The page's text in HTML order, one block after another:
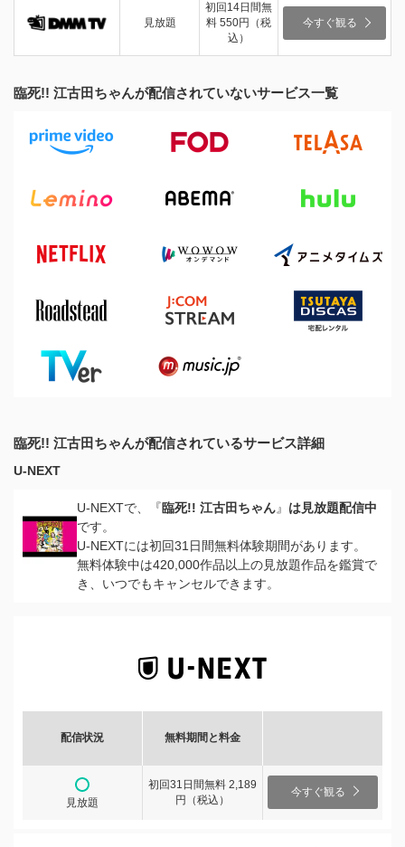
見放題
初回14日間無
料 550円（税
込）
今すぐ観る
臨死!! 江古田ちゃんが配信されていないサービス一覧
臨死!! 江古田ちゃんが配信されているサービス詳細
U-NEXT
U-NEXTで、『臨死!! 江古田ちゃん』 は見放題配信中
です。
U-NEXTには初回31日間無料体験期間があります。
無料体験中は420,000作品以上の見放題作品を鑑賞で
き、いつでもキャンセルできます。
配信状況 無料期間と料金
見放題
初回31日間無料 2,189
円（税込）
今すぐ観る